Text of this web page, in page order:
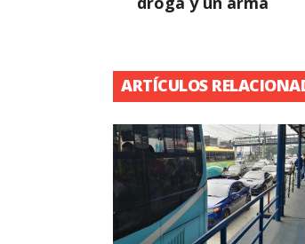
ARTÍCULOS